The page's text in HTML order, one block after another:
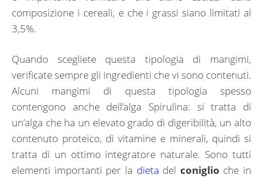
composizione i cereali, e che i grassi siano limitati al
3,5%.
Quando scegliete questa tipologia di mangimi,
verificate sempre gli ingredienti che vi sono contenuti.
Alcuni mangimi di questa tipologia spesso
contengono anche dell’alga Spirulina: si tratta di
un’alga che ha un elevato grado di digeribilità, un alto
contenuto proteico, di vitamine e minerali, quindi si
tratta di un ottimo integratore naturale. Sono tutti
elementi importanti per la dieta del coniglio che in